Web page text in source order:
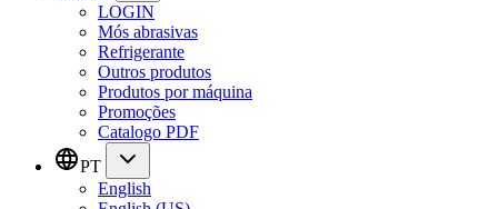
LOGIN
Mós abrasivas
Refrigerante
Outros produtos
Produtos por máquina
Promoções
Catalogo PDF
PT
English